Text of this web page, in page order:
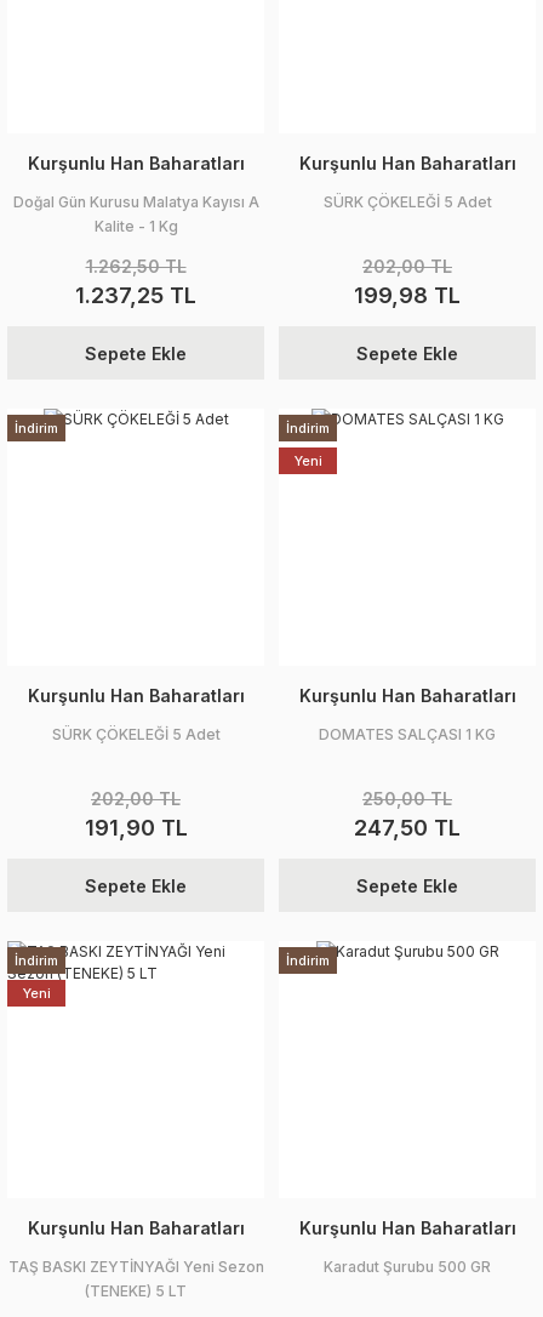
Kurşunlu Han Baharatları
Doğal Gün Kurusu Malatya Kayısı A
Kalite - 1 Kg
1.262,50 TL
1.237,25 TL
Sepete Ekle
Kurşunlu Han Baharatları
SÜRK ÇÖKELEĞİ 5 Adet
202,00 TL
199,98 TL
Sepete Ekle
İndirim
Kurşunlu Han Baharatları
SÜRK ÇÖKELEĞİ 5 Adet
202,00 TL
191,90 TL
Sepete Ekle
İndirim
Yeni
Kurşunlu Han Baharatları
DOMATES SALÇASI 1 KG
250,00 TL
247,50 TL
Sepete Ekle
İndirim
Yeni
Kurşunlu Han Baharatları
TAŞ BASKI ZEYTİNYAĞI Yeni Sezon
(TENEKE) 5 LT
İndirim
Kurşunlu Han Baharatları
Karadut Şurubu 500 GR